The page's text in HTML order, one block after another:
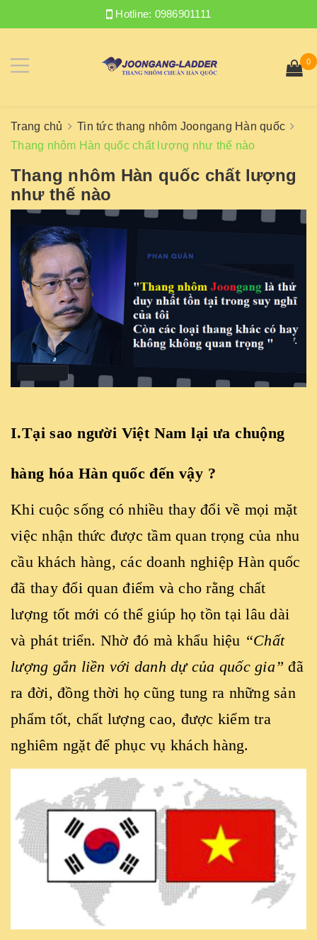
Hotline: 0986901111
0
Trang chủ
Tin tức thang nhôm Joongang Hàn quốc
Thang nhôm Hàn quốc chất lượng như thế nào
Thang nhôm Hàn quốc chất lượng
như thế nào
I.Tại sao người Việt Nam lại ưa chuộng
hàng hóa Hàn quốc đến vậy ?
Khi cuộc sống có nhiều thay đổi về mọi mặt
việc nhận thức được tầm quan trọng của nhu
cầu khách hàng, các doanh nghiệp Hàn quốc
đã thay đổi quan điểm và cho rằng chất
lượng tốt mới có thể giúp họ tồn tại lâu dài
và phát triển. Nhờ đó mà khẩu hiệu “Chất
lượng gắn liền với danh dự của quốc gia” đã
ra đời, đồng thời họ cũng tung ra những sản
phẩm tốt, chất lượng cao, được kiểm tra
nghiêm ngặt để phục vụ khách hàng.